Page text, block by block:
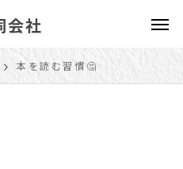
本を読む習慣🤔